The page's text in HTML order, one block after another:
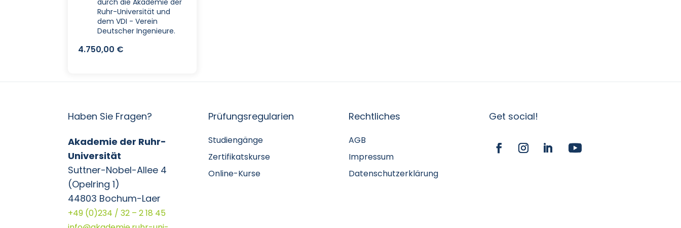
durch die Akademie der
Ruhr-Universität und
dem VDI - Verein
Deutscher Ingenieure.
4.750,00 €
Haben Sie Fragen?
Akademie der Ruhr-
Universität
Suttner-Nobel-Allee 4
(Opelring 1)
44803 Bochum-Laer
+49 (0)234 / 32 – 2 18 45
Prüfungsregularien
Studiengänge
Zertifikatskurse
Online-Kurse
Rechtliches
AGB
Impressum
Datenschutzerklärung
Get social!